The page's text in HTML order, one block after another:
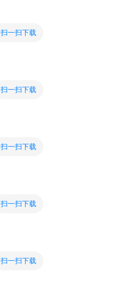
扫一扫下载
扫一扫下载
扫一扫下载
扫一扫下载
扫一扫下载